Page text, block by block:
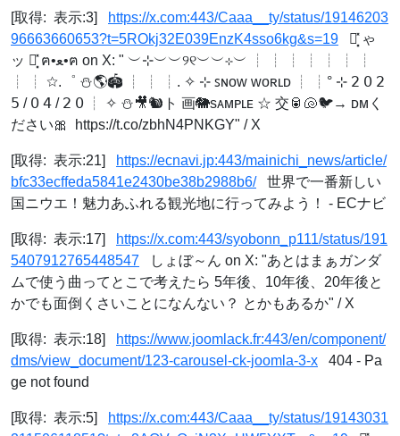
[取得: 表示:3]
https://x.com:443/Caaa__ty/status/19146203
96663660653?t=5ROkj32E039EnzK4sso6kg&s=19 き͓̽ ゃ
ッ と͓̽ ฅ•ﻌ•ฅ on X: "ㅤ ㅤㅤ︶⊹︶︶୨୧︶︶⊹︶ ┊ ┊ ┊ ┊ ┊ ┊ ┊
┊ ┊ ☆.゜ ⛄️🌎🏟️ ┊ ┊ ┊. ✧ ⊹ ꜱɴᴏᴡ ᴡᴏʀʟᴅ ┊ ┊° ⊹ 𝟤 𝟢 𝟤
𝟧 / 𝟢 𝟦 / 𝟤 𝟢 ┊ ✧ ⛄️🎥🐿️ト 画🐘sᴀᴍᴘʟᴇ ☆ 交🥫🐚🐦→ ᴅᴍく
ださい🎀 ㅤ https://t.co/zbhN4PNKGY" / X
[取得: 表示:21]
https://ecnavi.jp:443/mainichi_news/article/
bfc33ecffeda5841e2430be38b2988b6/世界で一番新しい
国ニウエ！魅力あふれる観光地に行ってみよう！ - ECナビ
[取得: 表示:17]
https://x.com:443/syobonn_p111/status/191
5407912765448547 しょぼ～ん on X: "あとはまぁガンダ
ムで使う曲ってとこで考えたら 5年後、10年後、20年後と
かでも面倒くさいことになんない？ とかもあるか" / X
[取得: 表示:18]
https://www.joomlack.fr:443/en/component/
dms/view_document/123-carousel-ck-joomla-3-x 404 - Pa
ge not found
[取得: 表示:5]
https://x.com:443/Caaa__ty/status/19143031